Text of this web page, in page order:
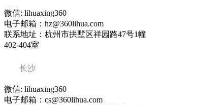
微信: lihuaxing360
电子邮箱：hz@360lihua.com
联系地址：杭州市拱墅区祥园路47号1幢
402-404室
长沙
微信: lihuaxing360
电子邮箱：cs@360lihua.com